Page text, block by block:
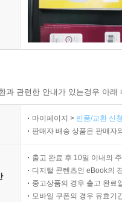
과 관련한 안내가 있는경우 아
마이페이지 > 반품/교환 신
판매자 배송 상품은 판매자
출고 완료 후 10일 이내의
디지털 콘텐츠인 eBook의
중고상품의 경우 출고 완료
모바일 쿠폰의 경우 유효기